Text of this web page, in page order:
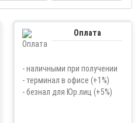
Оплата
- наличными при получении
- терминал в офисе (+1%)
- безнал для Юр.лиц (+5%)